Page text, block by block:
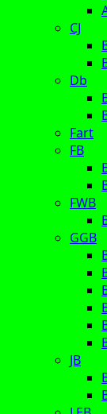
CJ
Db
Fart
FB
FWB
GGB
JB